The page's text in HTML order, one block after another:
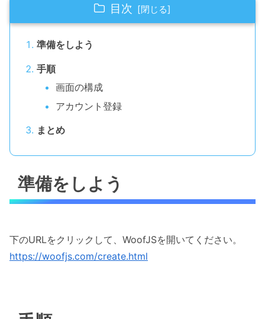
目次
準備をしよう
手順
画面の構成
アカウント登録
まとめ
準備をしよう
下のURLをクリックして、WoofJSを開いてください。
https://woofjs.com/create.html